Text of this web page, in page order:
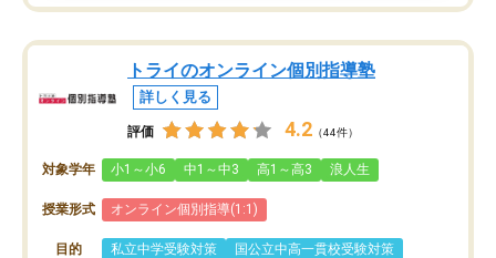
トライのオンライン個別指導塾
詳しく見る
評価 4.2 （44件）
対象学年 小1～小6 中1～中3 高1～高3 浪人生
授業形式 オンライン個別指導(1:1)
目的 私立中学受験対策
国公立中高一貫校受験対策